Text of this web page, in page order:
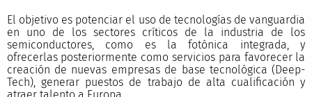
El objetivo es potenciar el uso de tecnologías de vanguardia
en uno de los sectores críticos de la industria de los
semiconductores, como es la fotónica integrada, y
ofrecerlas posteriormente como servicios para favorecer la
creación de nuevas empresas de base tecnológica (Deep-
Tech), generar puestos de trabajo de alta cualificación y